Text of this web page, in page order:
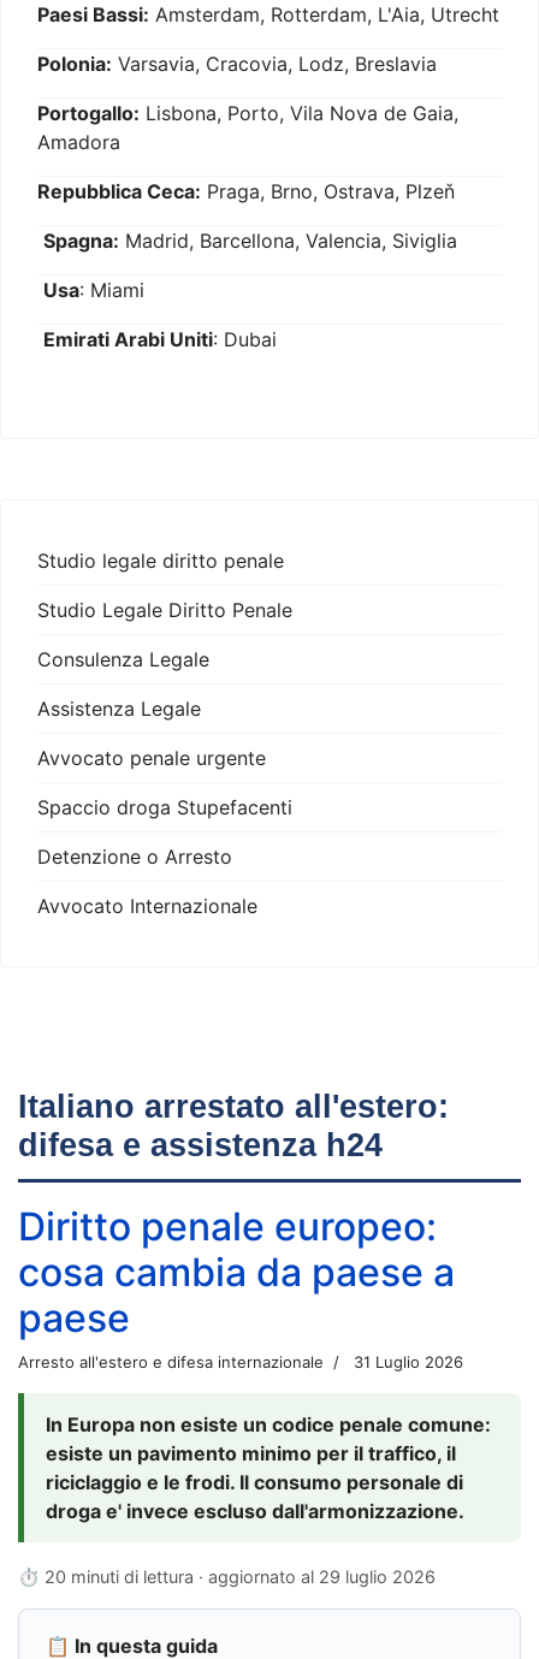
Paesi Bassi: Amsterdam, Rotterdam, L'Aia, Utrecht
Polonia: Varsavia, Cracovia, Lodz, Breslavia
Portogallo: Lisbona, Porto, Vila Nova de Gaia,
Amadora
Repubblica Ceca: Praga, Brno, Ostrava, Plzeň
Spagna: Madrid, Barcellona, Valencia, Siviglia
Usa: Miami
Emirati Arabi Uniti: Dubai
Studio legale diritto penale
Studio Legale Diritto Penale
Consulenza Legale
Assistenza Legale
Avvocato penale urgente
Spaccio droga Stupefacenti
Detenzione o Arresto
Avvocato Internazionale
Italiano arrestato all'estero:
difesa e assistenza h24
Diritto penale europeo:
cosa cambia da paese a
paese
Arresto all'estero e difesa internazionale 31 Luglio 2026
In Europa non esiste un codice penale comune:
esiste un pavimento minimo per il traffico, il
riciclaggio e le frodi. Il consumo personale di
droga e' invece escluso dall'armonizzazione.
⏱ 20 minuti di lettura · aggiornato al 29 luglio 2026
📋 In questa guida